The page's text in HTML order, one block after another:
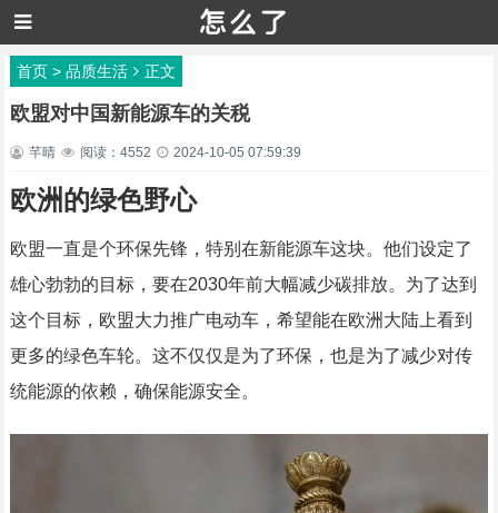
首页> 品质生活 正文
欧盟对中国新能源车的关税
芊晴 阅读：4552 2024-10-05 07:59:39
欧洲的绿色野心
欧盟一直是个环保先锋，特别在新能源车这块。他们设定了
雄心勃勃的目标，要在2030年前大幅减少碳排放。为了达到
这个目标，欧盟大力推广电动车，希望能在欧洲大陆上看到
更多的绿色车轮。这不仅仅是为了环保，也是为了减少对传
统能源的依赖，确保能源安全。